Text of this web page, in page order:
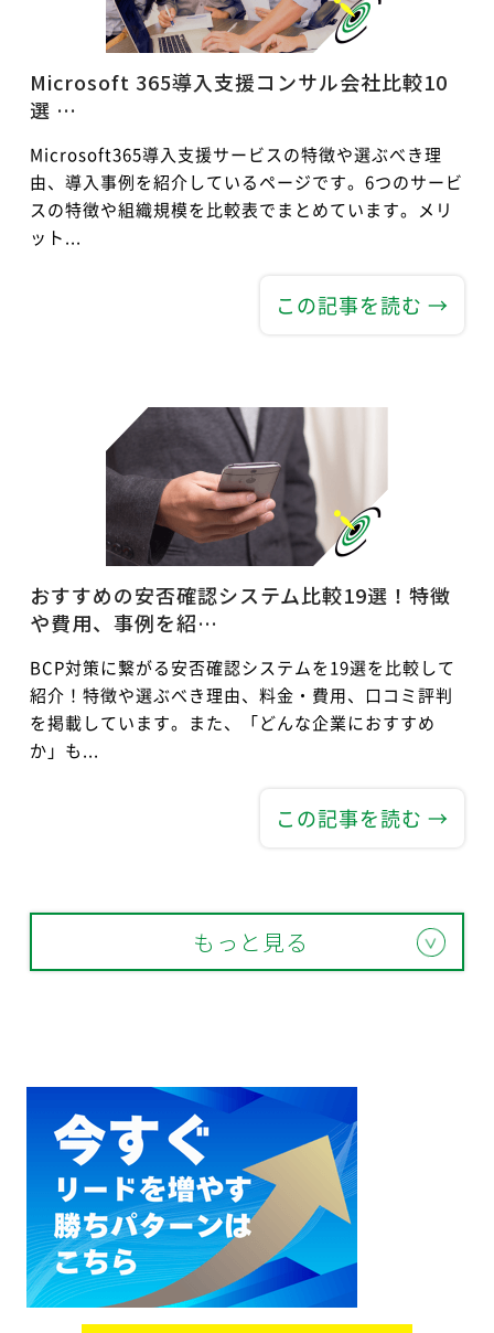
Microsoft 365導入支援コンサル会社比較10
選 …
Microsoft365導入支援サービスの特徴や選ぶべき理
由、導入事例を紹介しているページです。6つのサービ
スの特徴や組織規模を比較表でまとめています。メリ
ット...
この記事を読む →
おすすめの安否確認システム比較19選！特徴
や費用、事例を紹…
BCP対策に繋がる安否確認システムを19選を比較して
紹介！特徴や選ぶべき理由、料金・費用、口コミ評判
を掲載しています。また、「どんな企業におすすめ
か」も...
この記事を読む →
もっと見る